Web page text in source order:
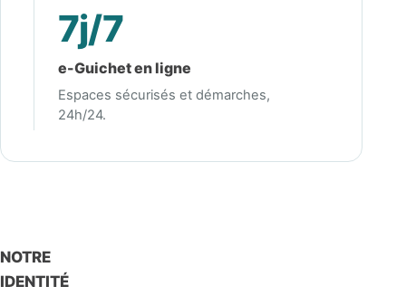
7j/7
e-Guichet en ligne
Espaces sécurisés et démarches,
24h/24.
NOTRE
IDENTITÉ